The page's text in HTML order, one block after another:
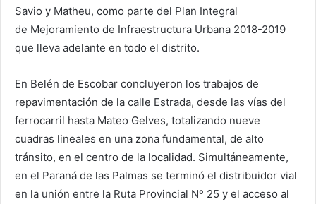
Savio y Matheu, como parte del Plan Integral
de Mejoramiento de Infraestructura Urbana 2018-2019
que lleva adelante en todo el distrito.
En Belén de Escobar concluyeron los trabajos de
repavimentación de la calle Estrada, desde las vías del
ferrocarril hasta Mateo Gelves, totalizando nueve
cuadras lineales en una zona fundamental, de alto
tránsito, en el centro de la localidad. Simultáneamente,
en el Paraná de las Palmas se terminó el distribuidor vial
en la unión entre la Ruta Provincial Nº 25 y el acceso al